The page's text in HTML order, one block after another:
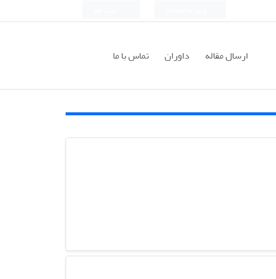
ارسال مقاله داوران تماس با ما